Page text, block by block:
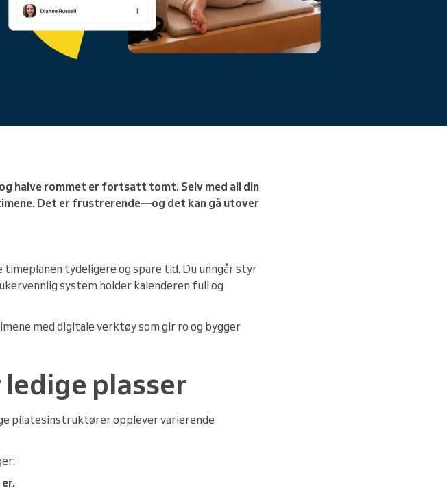
Les mer
halve rommet er fortsatt tomt. Selv med all din
Det er frustrerende—og det kan gå utover
timeplanen tydeligere og spare tid. Du unngår styr
system holder kalenderen full og
med digitale verktøy som gir ro og bygger
plasser
pilatesinstruktører opplever varierende